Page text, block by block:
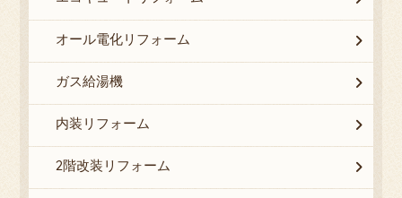
オール電化リフォーム
ガス給湯機
内装リフォーム
2階改装リフォーム